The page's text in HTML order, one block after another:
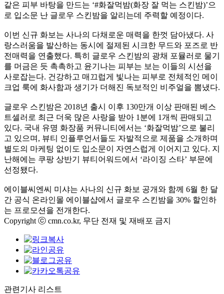
같은 피부 바탕을 만드는 ‘#화잘먹밤(화장 잘 먹는 스킨밤)’으
로 입소문 난 글로우 스킨밤을 알리는데 주력할 예정이다.
이번 신규 화보는 사나의 다채로운 매력을 한껏 담아냈다. 사
랑스러움을 발산하는 동시에 절제된 시크한 무드와 포즈로 반
전매력을 연출했다. 특히 글로우 스킨밤의 광채 포뮬러로 물기
를 머금은 듯 촉촉하고 윤기나는 피부는 보는 이들의 시선을
사로잡는다. 건강하고 매끄럽게 빛나는 피부로 전체적인 메이
크업 룩에 화사함과 생기가 더해진 독보적인 비주얼을 뽐냈다.
글로우 스킨밤은 2018년 출시 이후 130만개 이상 판매된 베스
트셀러로 최근 더욱 많은 사랑을 받아 1 분에 1개씩 판매되고
있다. 국내 유명 화장품 커뮤니티에서는 ‘화잘먹밤’으로 불리
고 있으며 , 뷰티 인플루언서들도 자발적으로 제품을 소개하며
별도의 마케팅 없이도 입소문이 자연스럽게 이어지고 있다. 지
난해에는 쿠팡 상반기 뷰티어워드에서 ‘라이징 스타’ 부문에
선정됐다.
에이블씨엔씨 미샤는 사나의 신규 화보 공개와 함께 6월 한 달
간 공식 온라인몰 에이블샵에서 글로우 스킨밤을 30% 할인하
는 프로모션을 전개한다.
Copyright ⓒ cmn.co.kr, 무단 전재 및 재배포 금지
관련기사 리스트